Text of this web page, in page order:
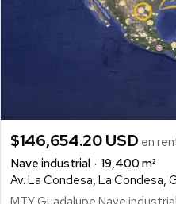
$146,654.20 USD en
Nave industrial
19,400 m²
Av. La Condesa, La Condesa,